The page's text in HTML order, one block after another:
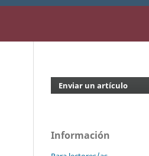
Enviar un artículo
Información